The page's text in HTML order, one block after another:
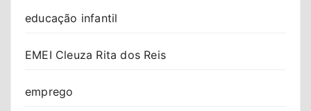
educação infantil
EMEI Cleuza Rita dos Reis
emprego